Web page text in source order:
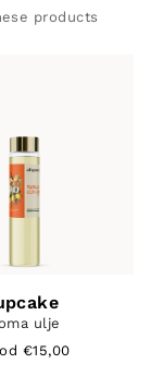
products
ulje
€15,00